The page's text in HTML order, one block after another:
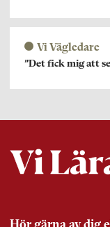
Vi Vägledare
”Det fick mig att